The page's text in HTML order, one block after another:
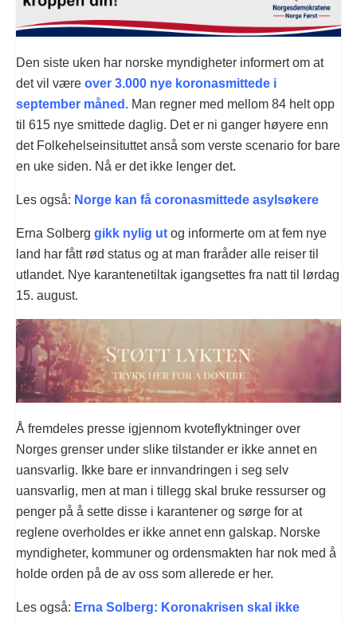
Den siste uken har norske myndigheter informert om at
det vil være over 3.000 nye koronasmittede i
september måned. Man regner med mellom 84 helt opp
til 615 nye smittede daglig. Det er ni ganger høyere enn
det Folkehelseinsituttet anså som verste scenario for bare
en uke siden. Nå er det ikke lenger det.
Les også: Norge kan få coronasmittede asylsøkere
Erna Solberg gikk nylig ut og informerte om at fem nye
land har fått rød status og at man fraråder alle reiser til
utlandet. Nye karantenetiltak igangsettes fra natt til lørdag
15. august.
Å fremdeles presse igjennom kvoteflyktninger over
Norges grenser under slike tilstander er ikke annet en
uansvarlig. Ikke bare er innvandringen i seg selv
uansvarlig, men at man i tillegg skal bruke ressurser og
penger på å sette disse i karantener og sørge for at
reglene overholdes er ikke annet enn galskap. Norske
myndigheter, kommuner og ordensmakten har nok med å
holde orden på de av oss som allerede er her.
Les også: Erna Solberg: Koronakrisen skal ikke